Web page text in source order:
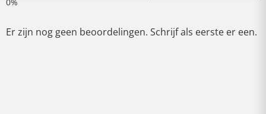
Er zijn nog geen beoordelingen. Schrijf als eerste er een.